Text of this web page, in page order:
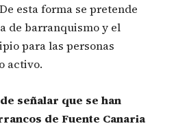
esta forma se pretende
de barranquismo y el
para las personas
activo.
señalar que se han
de Fuente Canaria